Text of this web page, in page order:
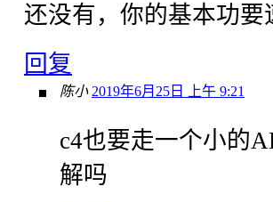
还没有，你的基本功要
回复
陈小 2019年6月25日 上午 9:21
c4也要走一个小的
解吗